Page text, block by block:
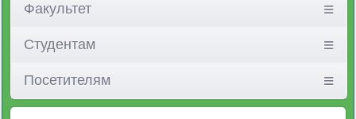
Факультет
Студентам
Посетителям